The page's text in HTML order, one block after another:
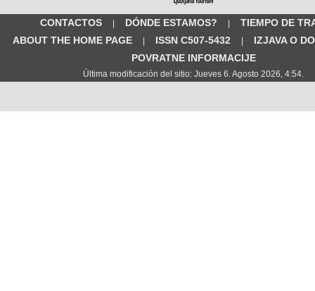
CONTACTOS | DÓNDE ESTAMOS? |
TIEMPO DE
ABOUT THE HOME PAGE
| ISSN C507-5432 |
IZJAVA O
POVRATNE INFORMACIJE
Última modificación del sitio: Jueves 6. Agosto 2026, 4:54.